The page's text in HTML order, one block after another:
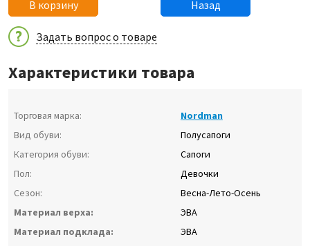
В корзину Назад
Задать вопрос о товаре
Характеристики товара
Торговая марка:
Nordman
Вид обуви:
Полусапоги
Категория обуви:
Сапоги
Пол:
Девочки
Сезон:
Весна-Лето-Осень
Материал верха:
ЭВА
Материал подклада:
ЭВА